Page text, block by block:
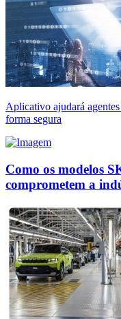
Aplicativo ajudará
forma segura
Como os modelos
comprometem a